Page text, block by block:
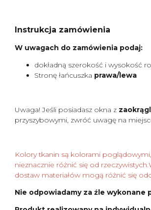
Instrukcja zamówienia
W uwagach do zamówienia podaj:
dokładną szerokość i wysokość
Stronę łańcuszka prawa/lewa
Uwaga! Jeśli posiadasz okna z
przyszybowymi, zwróć uwagę na
Kolory tkanin są kolorami
nieznacznie różnić się od
dostaw materiałów mogą różnić się
Nie odpowiadamy za źle wykonane